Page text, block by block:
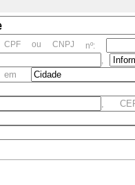
CPF ou CNPJ nº:
,
em
,